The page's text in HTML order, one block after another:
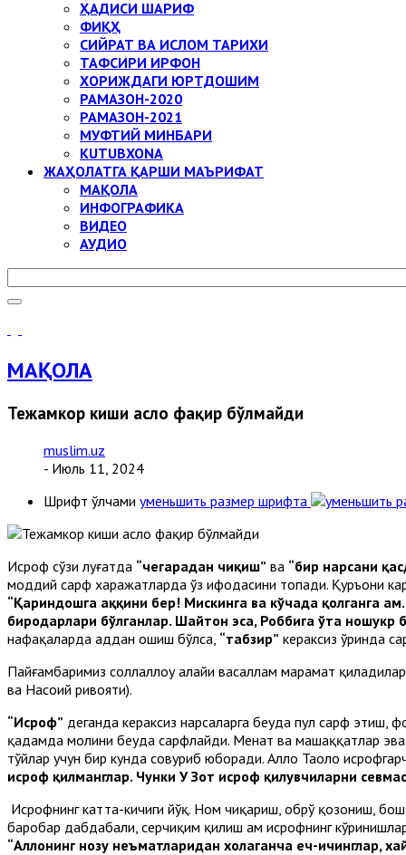
ҲАДИСИ ШАРИФ
ФИҚҲ
СИЙРАТ ВА ИСЛОМ ТАРИХИ
ТАФСИРИ ИРФОН
ХОРИЖДАГИ ЮРТДОШИМ
РАМАЗОН-2020
РАМАЗОН-2021
МУФТИЙ МИНБАРИ
KUTUBXONA
ЖАҲОЛАТГА ҚАРШИ МАЪРИФАТ
МАҚОЛА
ИНФОГРАФИКА
ВИДЕО
АУДИО
МАҚОЛА
Тежамкор киши асло фақир бўлмайди
muslim.uz
- Июль 11, 2024
Шрифт ўлчами уменьшить размер шрифта
Исроф сўзи луғатда “чегарадан чиқиш” ва “бир нарсани
моддий сарф харажатларда ўз ифодасини топади. Қуръони
“Қариндошга ҳаққини бер! Мискинга ва кўчада қолганга
биродарлари бўлганлар. Шайтон эса, Роббига ўта ношукр
нафақаларда ҳаддан ошиш бўлса, “табзир” кераксиз ўринда
Пайғамбаримиз соллаллоҳу алайҳи васаллам марҳамат
ва Насоий ривояти).
“Исроф” деганда кераксиз нарсаларга беҳуда пул сарф
қадамда молини беҳуда сарфлайди. Меҳнат ва машаққатлар
тўйлар учун бир кунда совуриб юборади. Аллоҳ Таоло
исроф қилманглар. Чунки У Зот исроф қилувчиларни
Исрофнинг катта-кичиги йўқ. Ном чиқариш, обрў қозониш,
баробар дабдабали, серчиқим қилиш ҳам исрофнинг
“Аллоҳнинг нозу неъматларидан хоҳлаганча еч-ичинглар,